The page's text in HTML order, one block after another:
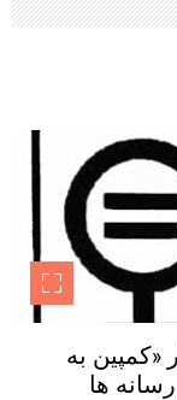
«کمپین به
ها